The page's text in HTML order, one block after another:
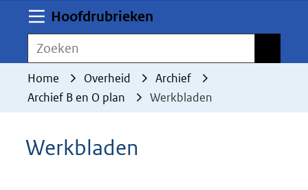
worden
toegestaan
geweigerd.
Hoofdrubrieken
Zoeken
Home Overheid
Archief
Archief B en O plan
Werkbladen
Werkbladen